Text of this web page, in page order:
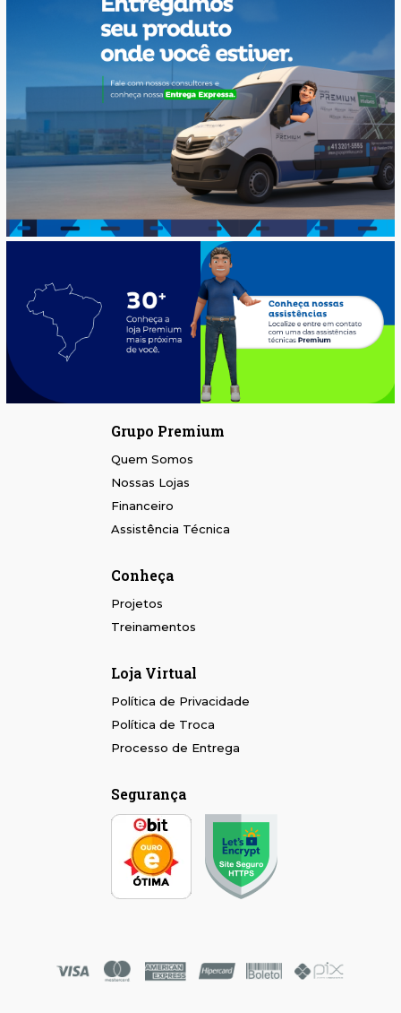
Grupo Premium
Quem Somos
Nossas Lojas
Financeiro
Assistência Técnica
Conheça
Projetos
Treinamentos
Loja Virtual
Política de Privacidade
Política de Troca
Processo de Entrega
Segurança